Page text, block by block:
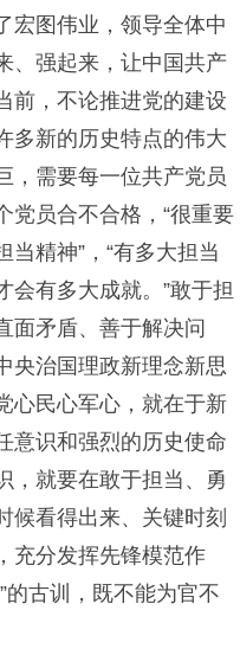
宏图伟业，领导全体中
、强起来，让中国共产
前，不论推进党的建设
多新的历史特点的伟大
，需要每一位共产党员
党员合不合格，“很重要
精神”，“有多大担当
会有多大成就。”敢于担
面矛盾、善于解决问
央治国理政新理念新思
心民心军心，就在于新
意识和强烈的历史使命
，就要在敢于担当、勇
候看得出来、关键时刻
充分发挥先锋模范作
的古训，既不能为官不